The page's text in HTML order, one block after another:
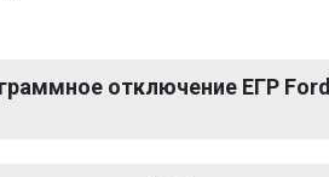
отключение ЕГР Ford